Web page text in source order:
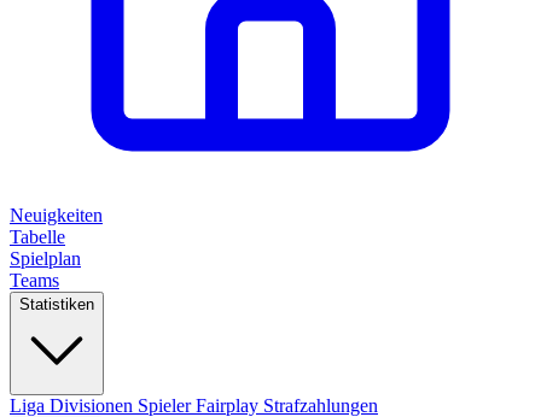
Neuigkeiten
Tabelle
Spielplan
Teams
Statistiken
Liga Divisionen SpielerFairplay Strafzahlungen